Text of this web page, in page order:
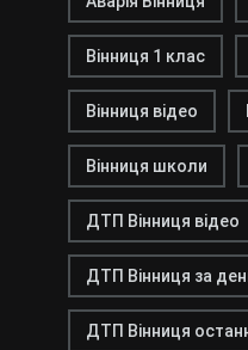
Вінниця 1 клас
Вінниця відео
Вінниця школи
ДТП Вінниця відео
ДТП Вінниця за
ДТП Вінниця